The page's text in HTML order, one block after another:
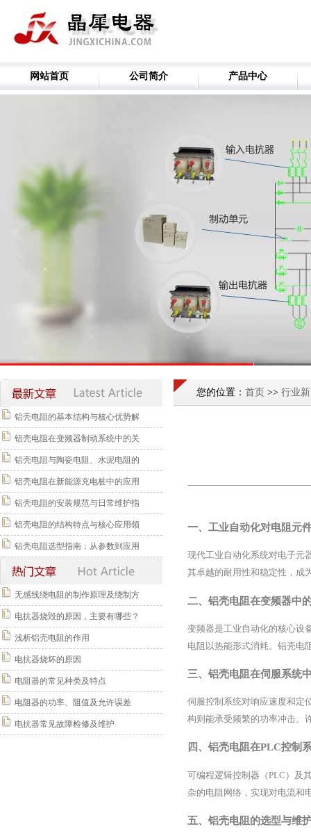
网站首页 公司简介 产品中心
铝壳电阻的基本结构与核心优势解
铝壳电阻在变频器制动系统中的关
铝壳电阻与陶瓷电阻、水泥电阻的
铝壳电阻在新能源充电桩中的应用
铝壳电阻的安装规范与日常维护指
铝壳电阻的结构特点与核心应用领
铝壳电阻选型指南：从参数到应用
无感线绕电阻的制作原理及绕制方
电抗器烧毁的原因，主要有哪些？
浅析铝壳电阻的作用
电抗器烧坏的原因
电阻器的常见种类及特点
电阻器的功率、阻值及允许误差
电抗器常见故障检修及维护
您的位置： 首页 >> 行业
一、工业自动化对电阻元
现代工业自动化系统对电子元
其卓越的耐用性和稳定性，成
二、铝壳电阻在变频器中
变频器是工业自动化的核心设
电阻以热能形式消耗。铝壳电
三、铝壳电阻在伺服系统
伺服控制系统对响应速度和定
构则能承受频繁的功率冲击。
四、铝壳电阻在PLC控制
可编程逻辑控制器（PLC）及
杂的电阻网络，实现对电流和
五、铝壳电阻的选型与维